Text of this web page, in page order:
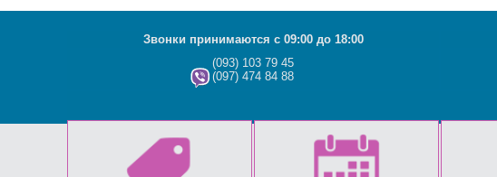
Звонки принимаются с 09:00 до 18:00
(093) 103 79 45
(097) 474 84 88